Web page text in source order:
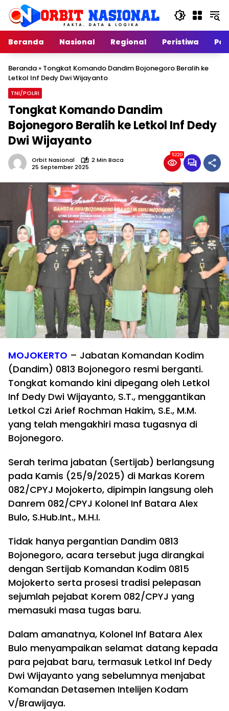
Langsung
konten
Beranda
Nasional Regional Peristiwa
Beranda» Tongkat Komando Dandim Bojonegoro Beralih ke
Letkol Inf Dedy Dwi Wijayanto
TNI/POLRI
Tongkat Komando Dandim
Bojonegoro Beralih ke Letkol Inf Dedy
Dwi Wijayanto
Orbit Nasional
2 Min Baca
25 September 2025
5220
MOJOKERTO – Jabatan Komandan Kodim
(Dandim) 0813 Bojonegoro resmi berganti.
Tongkat komando kini dipegang oleh Letkol
Inf Dedy Dwi Wijayanto, S.T., menggantikan
Letkol Czi Arief Rochman Hakim, S.E., M.M.
yang telah mengakhiri masa tugasnya di
Bojonegoro.
Serah terima jabatan (Sertijab) berlangsung
pada Kamis (25/9/2025) di Markas Korem
082/CPYJ Mojokerto, dipimpin langsung oleh
Danrem 082/CPYJ Kolonel Inf Batara Alex
Bulo, S.Hub.Int., M.H.I.
Tidak hanya pergantian Dandim 0813
Bojonegoro, acara tersebut juga dirangkai
dengan Sertijab Komandan Kodim 0815
Mojokerto serta prosesi tradisi pelepasan
sejumlah pejabat Korem 082/CPYJ yang
memasuki masa tugas baru.
Dalam amanatnya, Kolonel Inf Batara Alex
Bulo menyampaikan selamat datang kepada
para pejabat baru, termasuk Letkol Inf Dedy
Dwi Wijayanto yang sebelumnya menjabat
Komandan Detasemen Intelijen Kodam
V/Brawijaya.